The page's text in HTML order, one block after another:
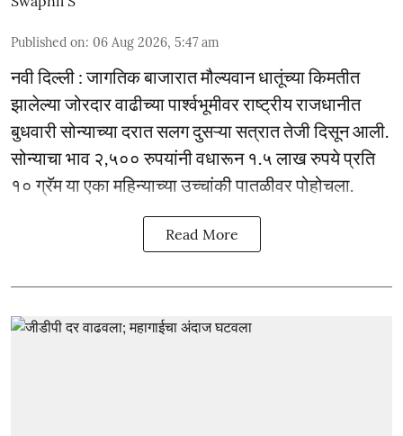
Published on: 06 Aug 2026, 5:47 am
नवी दिल्ली : जागतिक बाजारात मौल्यवान धातूंच्या किमतीत
झालेल्या जोरदार वाढीच्या पार्श्वभूमीवर राष्ट्रीय राजधानीत
बुधवारी सोन्याच्या दरात सलग दुसऱ्या सत्रात तेजी दिसून आली.
सोन्याचा भाव २,५०० रुपयांनी वधारून १.५ लाख रुपये प्रति
१० ग्रॅम या एका महिन्याच्या उच्चांकी पातळीवर पोहोचला.
Read More